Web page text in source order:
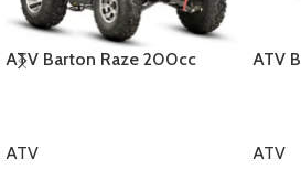
ATV Barton Raze 200cc
ATV
ATV
ATV